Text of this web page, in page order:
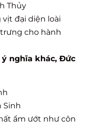
Thủy
đại diện loài
cho hành
nghĩa khác, Đức
Sinh
ẩm ướt như côn